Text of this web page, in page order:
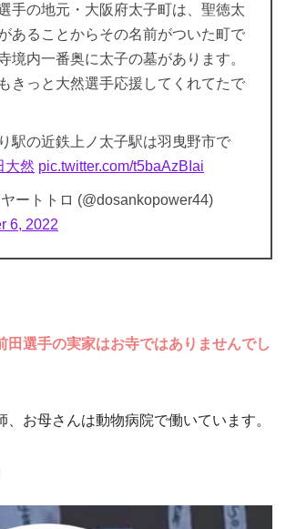
手の地元・大阪府太子町は、聖徳太
あることからその名前がついた町で
境内一番奥に太子の墓があります。
きっと大然選手応援してくれてたで
駅の近鉄上ノ太子駅は羽曳野市で
大然 pic.twitter.com/t5baAzBIai
ートトロ (@dosankopower44)
6, 2022
田選手の実家はお寺ではありませんでし
、お母さんは動物病院で働いています。